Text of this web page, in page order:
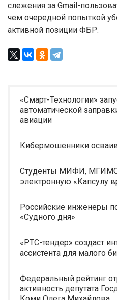
слежения за Gmail-
чем очередной попыткой
активной позиции ФБР.
«Смарт-Технологии»
автоматической
авиации
Кибермошенники
Студенты МИФИ, МГИМО
электронную «Капсулу
Российские инженеры
«Судного дня»
«РТС-тендер» создаст
ассистента для малого
Федеральный рейтинг
активность депутата